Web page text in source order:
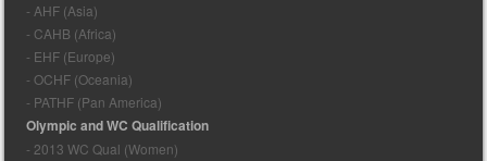
- AHF (Asia)
- CAHB (Africa)
- EHF (Europe)
- OCHF (Oceania)
- PATHF (Pan America)
Olympic and WC Qualification
- 2013 WC Qual (Women)